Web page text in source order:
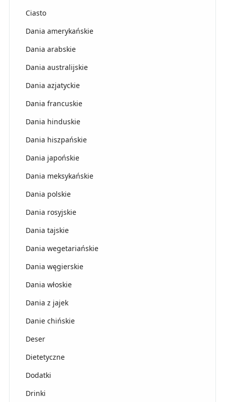
Ciasto
Dania amerykańskie
Dania arabskie
Dania australijskie
Dania azjatyckie
Dania francuskie
Dania hinduskie
Dania hiszpańskie
Dania japońskie
Dania meksykańskie
Dania polskie
Dania rosyjskie
Dania tajskie
Dania wegetariańskie
Dania węgierskie
Dania włoskie
Dania z jajek
Danie chińskie
Deser
Dietetyczne
Dodatki
Drinki